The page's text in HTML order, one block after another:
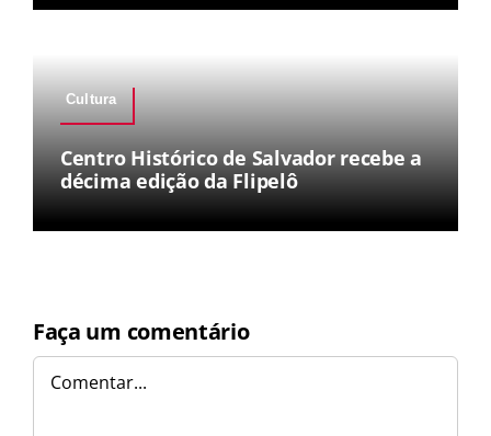
Cultura
Centro Histórico de Salvador recebe a
décima edição da Flipelô
Faça um comentário
Comentar